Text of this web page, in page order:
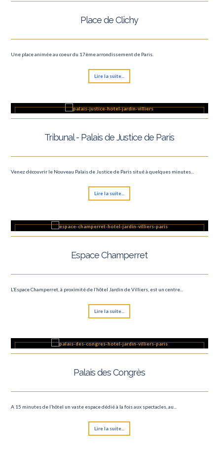
Place de Clichy
Une place animée au coeur du 17ème arrondissement de Paris.
Lire la suite...
Tribunal - Palais de Justice de Paris
Venez découvrir le Nouveau Palais de Justice de Paris situé à quelques minutes...
Lire la suite...
Espace Champerret
L’Espace Champerret, à proximité de l’hôtel Jardin de Villiers, est un centre...
Lire la suite...
Palais des Congrès
A 15 minutes de l’hôtel un vaste espace dédié à la fois aux spectacles, au...
Lire la suite...